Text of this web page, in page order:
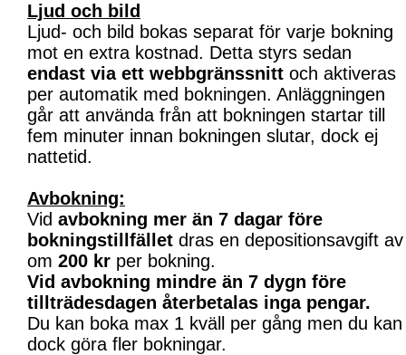
Ljud och bild
Ljud- och bild bokas separat för varje bokning
mot en extra kostnad. Detta styrs sedan
endast via ett webbgränssnitt och aktiveras
per automatik med bokningen. Anläggningen
går att använda från att bokningen startar till
fem minuter innan bokningen slutar, dock ej
nattetid.
Avbokning:
Vid avbokning mer än 7 dagar före
bokningstillfället dras en depositionsavgift av
om 200 kr per bokning.
Vid avbokning mindre än 7 dygn före
tillträdesdagen återbetalas inga pengar.
Du kan boka max 1 kväll per gång men du kan
dock göra fler bokningar.